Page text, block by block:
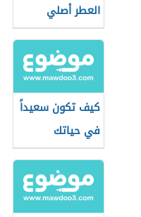
العطر أصلي
كيف تكون سعيداً
في حياتك